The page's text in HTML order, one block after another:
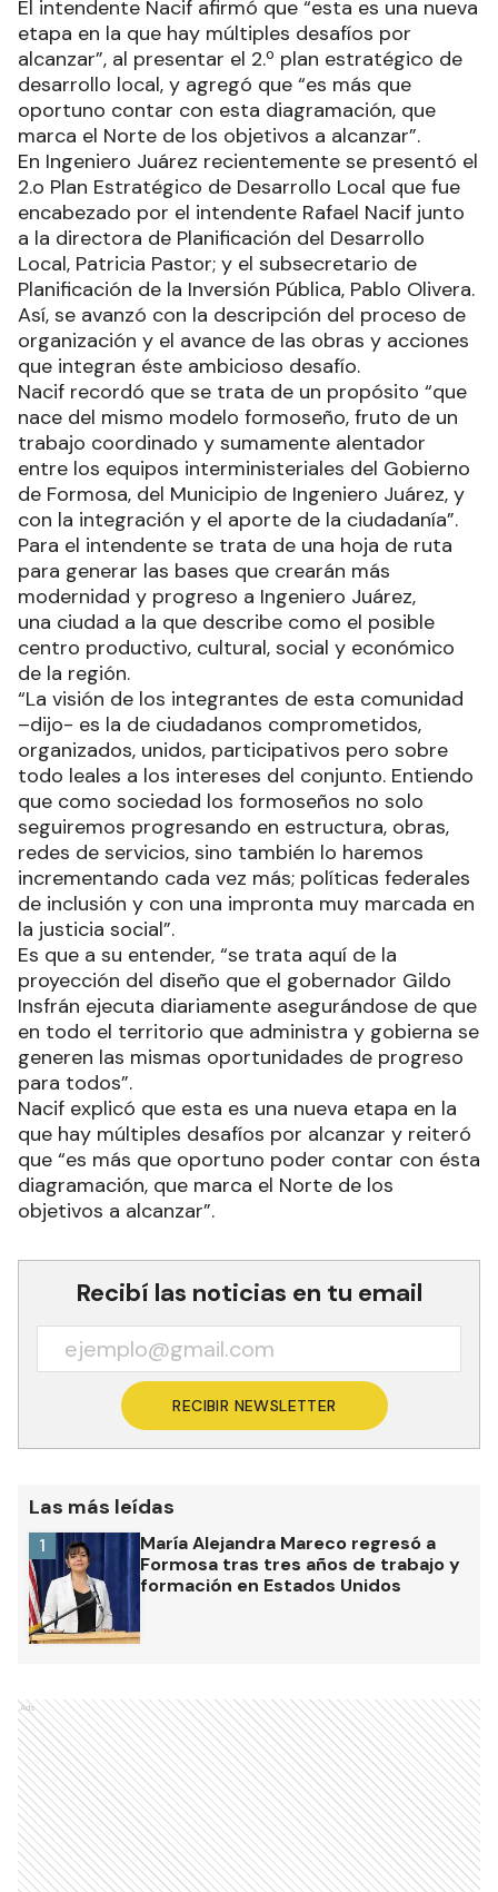
El intendente Nacif afirmó que “esta es una nueva
etapa en la que hay múltiples desafíos por
alcanzar”, al presentar el 2.º plan estratégico de
desarrollo local, y agregó que “es más que
oportuno contar con esta diagramación, que
marca el Norte de los objetivos a alcanzar”.
En Ingeniero Juárez recientemente se presentó el
2.o Plan Estratégico de Desarrollo Local que fue
encabezado por el intendente Rafael Nacif junto
a la directora de Planificación del Desarrollo
Local, Patricia Pastor; y el subsecretario de
Planificación de la Inversión Pública, Pablo Olivera.
Así, se avanzó con la descripción del proceso de
organización y el avance de las obras y acciones
que integran éste ambicioso desafío.
Nacif recordó que se trata de un propósito “que
nace del mismo modelo formoseño, fruto de un
trabajo coordinado y sumamente alentador
entre los equipos interministeriales del Gobierno
de Formosa, del Municipio de Ingeniero Juárez, y
con la integración y el aporte de la ciudadanía”.
Para el intendente se trata de una hoja de ruta
para generar las bases que crearán más
modernidad y progreso a Ingeniero Juárez,
una ciudad a la que describe como el posible
centro productivo, cultural, social y económico
de la región.
“La visión de los integrantes de esta comunidad
–dijo- es la de ciudadanos comprometidos,
organizados, unidos, participativos pero sobre
todo leales a los intereses del conjunto. Entiendo
que como sociedad los formoseños no solo
seguiremos progresando en estructura, obras,
redes de servicios, sino también lo haremos
incrementando cada vez más; políticas federales
de inclusión y con una impronta muy marcada en
la justicia social”.
Es que a su entender, “se trata aquí de la
proyección del diseño que el gobernador Gildo
Insfrán ejecuta diariamente asegurándose de que
en todo el territorio que administra y gobierna se
generen las mismas oportunidades de progreso
para todos”.
Nacif explicó que esta es una nueva etapa en la
que hay múltiples desafíos por alcanzar y reiteró
que “es más que oportuno poder contar con ésta
diagramación, que marca el Norte de los
objetivos a alcanzar”.
Recibí las noticias en tu email
RECIBIR NEWSLETTER
Las más leídas
María Alejandra Mareco regresó a
Formosa tras tres años de trabajo y
formación en Estados Unidos
1
Ads